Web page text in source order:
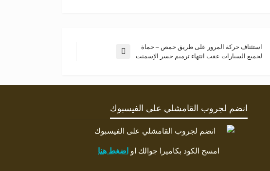
استئناف حركة المرور على طريق حمص – حماة
لجميع السيارات عقب انتهاء ترميم جسر الإسمنت
انضم لجروب القامشلي على الفيسبوك
امسح الكود بكاميرا جوالك او اضغط هنا